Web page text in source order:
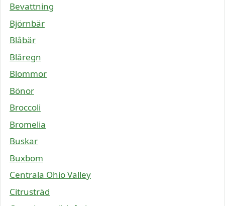
Bevattning
Björnbär
Blåbär
Blåregn
Blommor
Bönor
Broccoli
Bromelia
Buskar
Buxbom
Centrala Ohio Valley
Citrusträd